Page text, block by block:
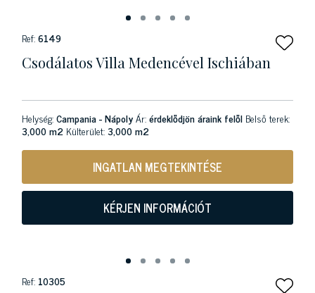
Ref:6149
Csodálatos Villa Medencével Ischiában
Helység:Campania - NápolyÁr:érdeklődjön áraink felől Belső terek:
3,000 m2 Külterület:3,000 m2
INGATLAN MEGTEKINTÉSE
KÉRJEN INFORMÁCIÓT
Ref: 10305